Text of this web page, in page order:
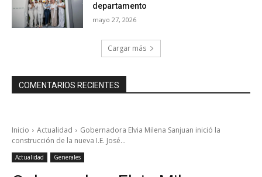
departamento
mayo 27, 2026
Cargar más
COMENTARIOS RECIENTES